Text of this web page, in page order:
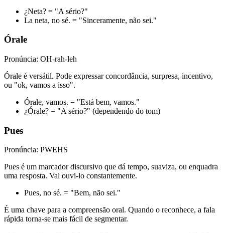
¿Neta? = "A sério?"
La neta, no sé. = "Sinceramente, não sei."
Órale
Pronúncia: OH-rah-leh
Órale é versátil. Pode expressar concordância, surpresa, incentivo,
ou "ok, vamos a isso".
Órale, vamos. = "Está bem, vamos."
¿Órale? = "A sério?" (dependendo do tom)
Pues
Pronúncia: PWEHS
Pues é um marcador discursivo que dá tempo, suaviza, ou enquadra
uma resposta. Vai ouvi-lo constantemente.
Pues, no sé. = "Bem, não sei."
É uma chave para a compreensão oral. Quando o reconhece, a fala
rápida torna-se mais fácil de segmentar.